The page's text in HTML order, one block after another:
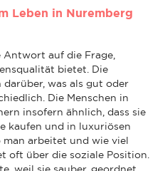
Leben in Nuremberg
auf die Frage,
bietet. Die
was als gut oder
Die Menschen in
insofern ähnlich, dass sie
kaufen und in luxuriösen
arbeitet und wie viel
oft über die soziale Position.
weil sie sauber, geordnet